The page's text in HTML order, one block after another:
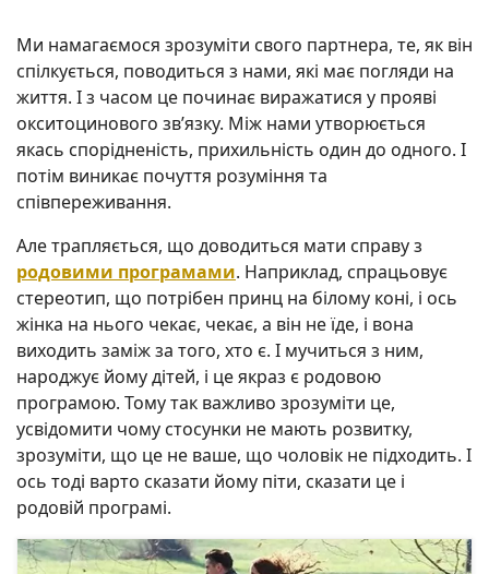
Ми намагаємося зрозуміти свого партнера, те, як він
спілкується, поводиться з нами, які має погляди на
життя. І з часом це починає виражатися у прояві
окситоцинового зв’язку. Між нами утворюється
якась спорідненість, прихильність один до одного. І
потім виникає почуття розуміння та
співпереживання.
Але трапляється, що доводиться мати справу з
родовими програмами. Наприклад, спрацьовує
стереотип, що потрібен принц на білому коні, і ось
жінка на нього чекає, чекає, а він не їде, і вона
виходить заміж за того, хто є. І мучиться з ним,
народжує йому дітей, і це якраз є родовою
програмою. Тому так важливо зрозуміти це,
усвідомити чому стосунки не мають розвитку,
зрозуміти, що це не ваше, що чоловік не підходить. І
ось тоді варто сказати йому піти, сказати це і
родовій програмі.